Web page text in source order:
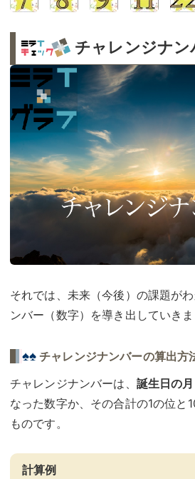
チャレンジナン
それでは、未来（今後）の課題が
ンバー（数字）を導き出していきま
♠♠チャレンジナンバーの算出方
チャレンジナンバーは、 誕生日の
なった数字か、その合計の1の位と
ものです。
計算例